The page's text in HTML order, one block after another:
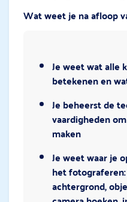
Wat weet je na afloop
Je weet wat alle
betekenen en
Je beheerst de
vaardigheden
maken
Je weet waar je
het
achtergrond,